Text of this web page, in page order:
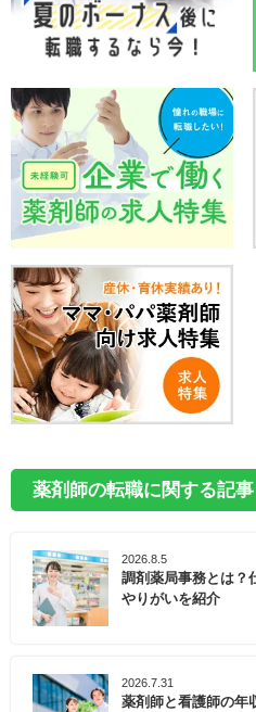
薬剤師の転職に関する記事
2026.8.5
調剤薬局事務とは？
やりがいを紹介
2026.7.31
薬剤師と看護師の年